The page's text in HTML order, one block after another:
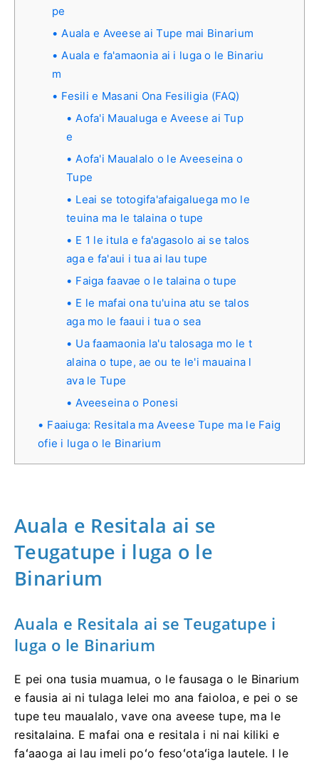
pe
Auala e Aveese ai Tupe mai Binarium
Auala e fa'amaonia ai i luga o le Binariu
m
Fesili e Masani Ona Fesiligia (FAQ)
Aofa'i Maualuga e Aveese ai Tup
e
Aofa'i Maualalo o le Aveeseina o
Tupe
Leai se totogifa'afaigaluega mo le
teuina ma le talaina o tupe
E 1 le itula e fa'agasolo ai se talos
aga e fa'aui i tua ai lau tupe
Faiga faavae o le talaina o tupe
E le mafai ona tu'uina atu se talos
aga mo le faaui i tua o sea
Ua faamaonia la'u talosaga mo le t
alaina o tupe, ae ou te le'i mauaina l
ava le Tupe
Aveeseina o Ponesi
Faaiuga: Resitala ma Aveese Tupe ma le Faig
ofie i luga o le Binarium
Auala e Resitala ai se
Teugatupe i luga o le
Binarium
Auala e Resitala ai se Teugatupe i
luga o le Binarium
E pei ona tusia muamua, o le fausaga o le Binarium
e fausia ai ni tulaga lelei mo ana faioloa, e pei o se
tupe teu maualalo, vave ona aveese tupe, ma le
resitalaina. E mafai ona e resitala i ni nai kiliki e
faʻaaoga ai lau imeli poʻo fesoʻotaʻiga lautele. I le